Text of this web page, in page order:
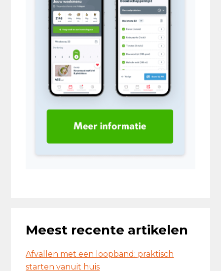
Meest recente artikelen
Afvallen met een loopband: praktisch
starten vanuit huis